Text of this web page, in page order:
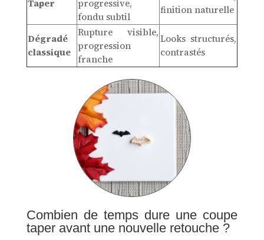
Taper
progressive,
fondu subtil
finition naturelle
Dégradé
classique
Rupture visible,
progression
franche
Looks structurés,
contrastés
Combien de temps dure une coupe
taper avant une nouvelle retouche ?